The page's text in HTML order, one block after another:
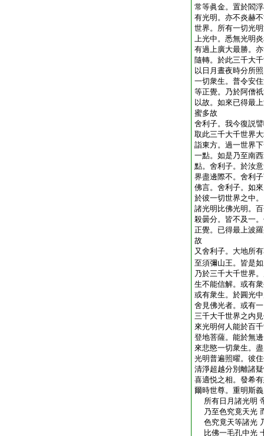
常等眞金。置於閻
有光明。亦不炎赫
世界。所有一切光
上光中。悉無光明
有過上廣大最勝。
隨轉。於此三千大
以日月晝夜時分所
一切衆生。普令安
等正覺。乃於阿僧
以故。如來已得最
蜜多故
舍利子。我今復説
取此三千大千世界
詣東方。過一世界
一點。如是乃至南
點。舍利子。於汝
界盡邊際不。舍利
佛言。舍利子。如
於彼一切世界之中
諸光明比佛光明。
殺曇分。皆不及一
正覺。已得最上波
故
又舍利子。大地所
至須彌山王。皆是
乃於三千大千世界
生不能信解。或有
或有衆生。於圓光
舍見佛光者。或有
三千大千世界之内
來光明何人能於百
登地菩薩。能於無
來悲愍一切衆生。
光明普遍照曜。彼
清淨超越分別離諸
喜適悦之相。發希
爾時世尊。重明斯
所有日月諸光明
乃至色究竟天光
色究竟天等諸光
比佛一毛孔中光